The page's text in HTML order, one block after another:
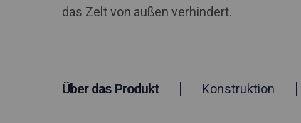
das Zelt von außen verhindert.
Über das Produkt Konstruktion